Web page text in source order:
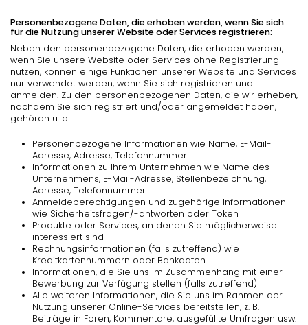
Personenbezogene Daten, die erhoben werden, wenn Sie sich
für die Nutzung unserer Website oder Services registrieren:
Neben den personenbezogene Daten, die erhoben werden,
wenn Sie unsere Website oder Services ohne Registrierung
nutzen, können einige Funktionen unserer Website und Services
nur verwendet werden, wenn Sie sich registrieren und
anmelden. Zu den personenbezogenen Daten, die wir erheben,
nachdem Sie sich registriert und/oder angemeldet haben,
gehören u. a.:
Personenbezogene Informationen wie Name, E-Mail-
Adresse, Adresse, Telefonnummer
Informationen zu Ihrem Unternehmen wie Name des
Unternehmens, E-Mail-Adresse, Stellenbezeichnung,
Adresse, Telefonnummer
Anmeldeberechtigungen und zugehörige Informationen
wie Sicherheitsfragen/-antworten oder Token
Produkte oder Services, an denen Sie möglicherweise
interessiert sind
Rechnungsinformationen (falls zutreffend) wie
Kreditkartennummern oder Bankdaten
Informationen, die Sie uns im Zusammenhang mit einer
Bewerbung zur Verfügung stellen (falls zutreffend)
Alle weiteren Informationen, die Sie uns im Rahmen der
Nutzung unserer Online-Services bereitstellen, z. B.
Beiträge in Foren, Kommentare, ausgefüllte Umfragen usw.